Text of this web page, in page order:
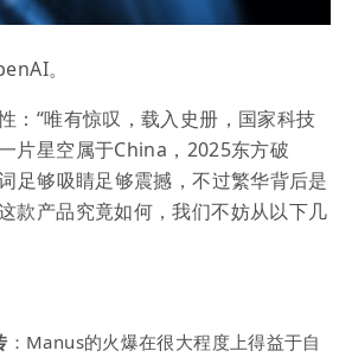
。
：“唯有惊叹，载入史册，国家科技
片星空属于China，2025东方破
足够吸睛足够震撼，不过繁华背后是
款产品究竟如何，我们不妨从以下几
：Manus的火爆在很大程度上得益于自